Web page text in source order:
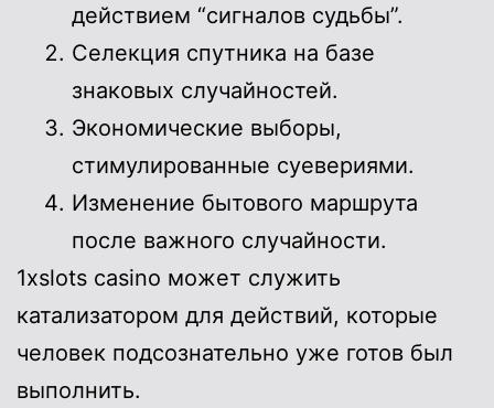
действием “сигналов судьбы”.
Селекция спутника на базе
знаковых случайностей.
Экономические выборы,
стимулированные суевериями.
Изменение бытового маршрута
после важного случайности.
1xslots casino может служить
катализатором для действий, которые
человек подсознательно уже готов был
выполнить.